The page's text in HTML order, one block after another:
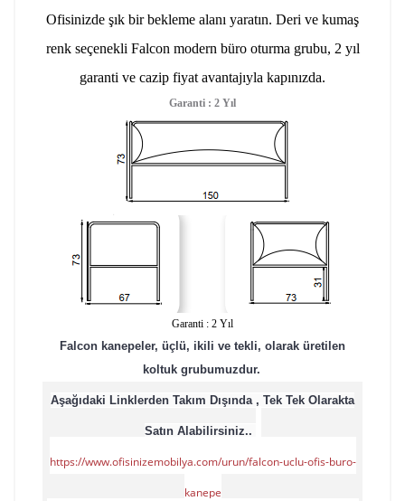
Ofisinizde şık bir bekleme alanı yaratın. Deri ve kumaş
renk seçenekli Falcon modern büro oturma grubu, 2 yıl
garanti ve cazip fiyat avantajıyla kapınızda.
Garanti : 2 Yıl
Garanti : 2 Yıl
Falcon kanepeler, üçlü, ikili ve tekli, olarak üretilen
koltuk grubumuzdur.
Aşağıdaki Linklerden Takım Dışında , Tek Tek Olarakta
Satın Alabilirsiniz..
https://www.ofisinizemobilya.com/urun/falcon-uclu-ofis-buro-
kanepe